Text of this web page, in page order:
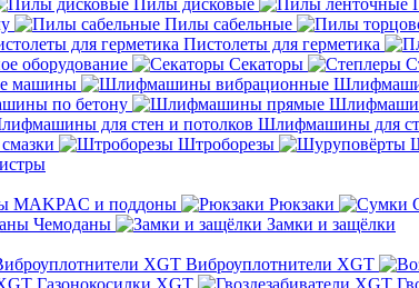
Пилы дисковые
Пилы сабельные
Пистолеты для герметика
оборудование
Секаторы
машины
по бетону
Шлифмашины для
Штроборезы
MAKPAC и поддоны
Рюкзаки
Чемоданы
Замки и защёлки
Виброуплотнители XGT
Газонокосилки XGT